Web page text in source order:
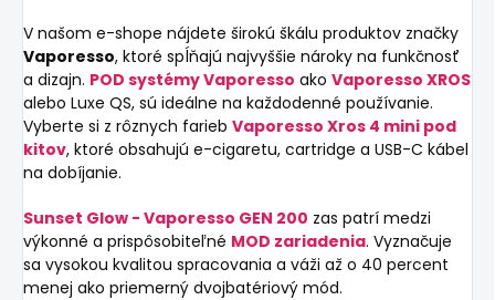
V našom e-shope nájdete širokú škálu produktov značky
Vaporesso, ktoré spĺňajú najvyššie nároky na funkčnosť
a dizajn. POD systémy Vaporesso ako Vaporesso XROS
alebo Luxe QS, sú ideálne na každodenné používanie.
Vyberte si z rôznych farieb Vaporesso Xros 4 mini pod
kitov, ktoré obsahujú e-cigaretu, cartridge a USB-C kábel
na dobíjanie.
Sunset Glow - Vaporesso GEN 200 zas patrí medzi
výkonné a prispôsobiteľné MOD zariadenia. Vyznačuje
sa vysokou kvalitou spracovania a váži až o 40 percent
menej ako priemerný dvojbatériový mód.